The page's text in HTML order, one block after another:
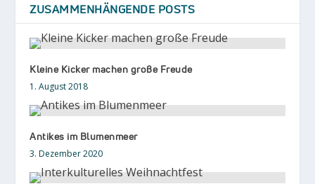
ZUSAMMENHÄNGENDE POSTS
Kleine Kicker machen große Freude
1. August 2018
Antikes im Blumenmeer
3. Dezember 2020